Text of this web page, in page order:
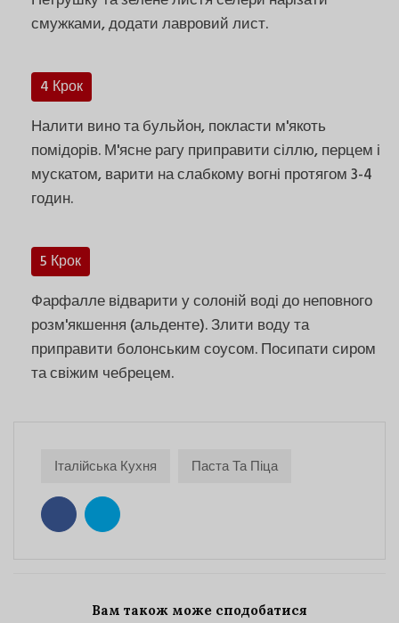
смужками, додати лавровий лист.
4 Крок
Налити вино та бульйон, покласти м'якоть
помідорів. М'ясне рагу приправити сіллю, перцем і
мускатом, варити на слабкому вогні протягом 3-4
годин.
5 Крок
Фарфалле відварити у солоній воді до неповного
розм'якшення (альденте). Злити воду та
приправити болонським соусом. Посипати сиром
та свіжим чебрецем.
Італійська Кухня Паста Та Піца
Вам також може сподобатися